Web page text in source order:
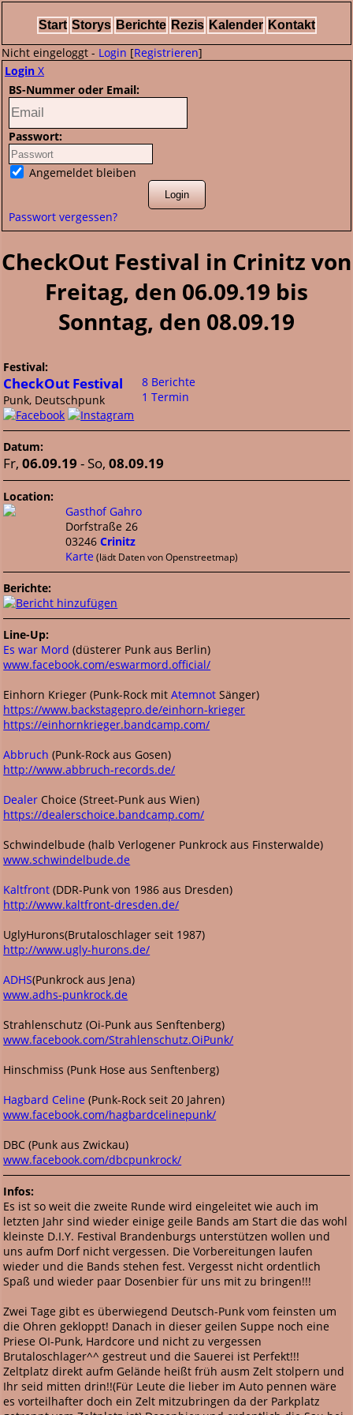
Start Storys Berichte Rezis Kalender Kontakt
Nicht eingeloggt - Login [Registrieren]
Login X
BS-Nummer oder Email:
Passwort:
Angemeldet bleiben
Passwort vergessen?
CheckOut Festival in Crinitz von
Freitag, den 06.09.19 bis
Sonntag, den 08.09.19
Festival:
CheckOut Festival
Punk, Deutschpunk
8 Berichte
1 Termin
Datum:
Fr,06.09.19 - So,08.09.19
Location:
Gasthof Gahro
Dorfstraße 26
03246Crinitz
Karte (lädt Daten von Openstreetmap)
Berichte:
Line-Up:
Es war Mord (düsterer Punk aus Berlin)
www.facebook.com/eswarmord.official/
Einhorn Krieger (Punk-Rock mitAtemnot Sänger)
https://www.backstagepro.de/einhorn-krieger
https://einhornkrieger.bandcamp.com/
Abbruch (Punk-Rock aus Gosen)
http://www.abbruch-records.de/
Dealer Choice (Street-Punk aus Wien)
https://dealerschoice.bandcamp.com/
Schwindelbude (halb Verlogener Punkrock aus Finsterwalde)
www.schwindelbude.de
Kaltfront (DDR-Punk von 1986 aus Dresden)
http://www.kaltfront-dresden.de/
UglyHurons(Brutaloschlager seit 1987)
http://www.ugly-hurons.de/
ADHS(Punkrock aus Jena)
www.adhs-punkrock.de
Strahlenschutz (Oi-Punk aus Senftenberg)
www.facebook.com/Strahlenschutz.OiPunk/
Hinschmiss (Punk Hose aus Senftenberg)
Hagbard Celine (Punk-Rock seit 20 Jahren)
www.facebook.com/hagbardcelinepunk/
DBC (Punk aus Zwickau)
www.facebook.com/dbcpunkrock/
Infos:
Es ist so weit die zweite Runde wird eingeleitet wie auch im
letzten Jahr sind wieder einige geile Bands am Start die das wohl
kleinste D.I.Y. Festival Brandenburgs unterstützen wollen und
uns aufm Dorf nicht vergessen. Die Vorbereitungen laufen
wieder und die Bands stehen fest. Vergesst nicht ordentlich
Spaß und wieder paar Dosenbier für uns mit zu bringen!!!
Zwei Tage gibt es überwiegend Deutsch-Punk vom feinsten um
die Ohren gekloppt! Danach in dieser geilen Suppe noch eine
Priese OI-Punk, Hardcore und nicht zu vergessen
Brutaloschlager^^ gestreut und die Sauerei ist Perfekt!!!
Zeltplatz direkt aufm Gelände heißt früh ausm Zelt stolpern und
Ihr seid mitten drin!!(Für Leute die lieber im Auto pennen wäre
es vorteilhafter doch ein Zelt mitzubringen da der Parkplatz